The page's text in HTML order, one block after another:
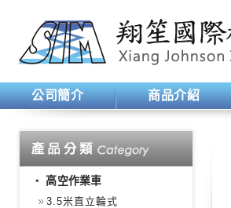
公司簡介 商品介紹
‧高空作業車
3.5米直立輪式